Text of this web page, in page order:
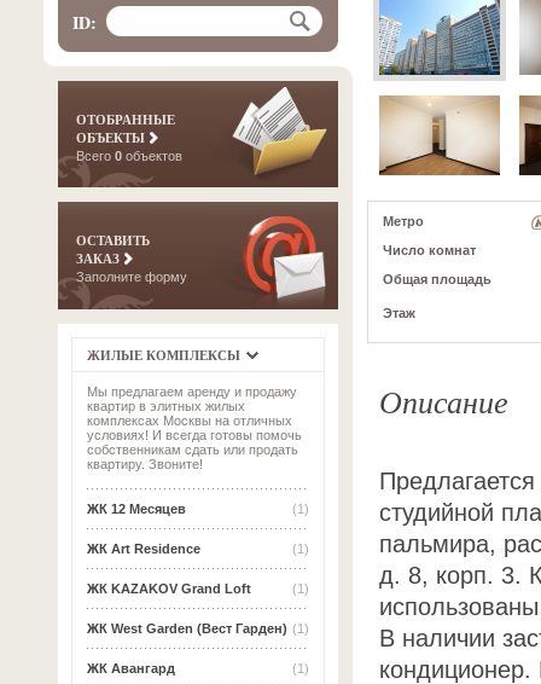
ID:
ОТОБРАННЫЕ
ОБЪЕКТЫ
Всего 0 объектов
ОСТАВИТЬ
ЗАКАЗ
Заполните форму
ЖИЛЫЕ КОМПЛЕКСЫ
Мы предлагаем аренду и продажу
квартир в элитных жилых
комплексах Москвы на отличных
условиях! И всегда готовы помочь
собственникам сдать или продать
квартиру. Звоните!
(1)
ЖК 12 Месяцев
(1)
ЖК Art Residence
(1)
ЖК KAZAKOV Grand Loft
(1)
ЖК West Garden (Вест Гарден)
(1)
ЖК Авангард
Метро
Число комнат
Общая площадь
Этаж
Описание
студийной
пальмира,
д. 8, корп. 3.
В наличии